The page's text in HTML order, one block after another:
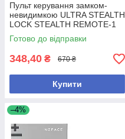
Пульт керування замком-
невидимкою ULTRA STEALTH
LOCK STEALTH REMOTE-1
868 Mhz FSK
Готово до відправки
348,40 ₴ 670 ₴
Купити
–4%